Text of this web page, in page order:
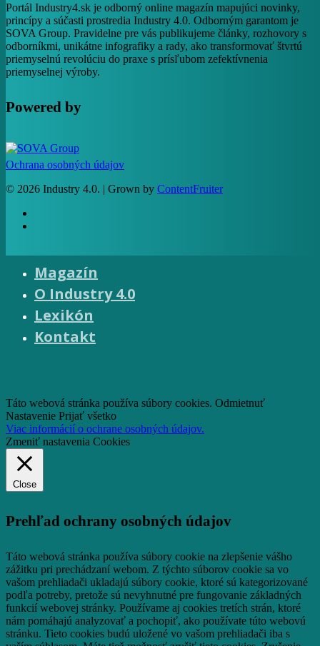
Portál Industry4.sk je odborný online magazín mapujúci novinky,
princípy a súčasti prostredia Industry 4.0. Odborným garantom je
SOVA Group. Pravidelne pre vás publikujeme články, rozhovory s
odborníkmi, unikátne infografiky a rady, ako transformovať štvrtú
priemyselnú revolúciu do praxe s prísľubom zefektívnenia
priemyselnej výroby.
Powered by
Ochrana osobných údajov
© 2026 Industry 4.0. | Grown by ContentFruiter
Magazín
O Industry 4.0
Čo je Industry 4.0
Princípy
Lexikón
Kontakt
Táto webová stránka používa súbory cookies. Odmietnuť
Nastavenie Prijať všetko
Viac informácií o ochrane osobných údajov.
Zmeniť nastavenia Cookies
Close
Prehľad ochrany osobných údajov
Táto webová stránka používa súbory cookie na zlepšenie vášho
zážitku pri prechádzaní webom. Z týchto súborov cookie sa vo
vašom prehliadači ukladajú súbory cookie, ktoré sú kategorizované
podľa potreby, pretože sú nevyhnutné pre fungovanie základných
funkcií webovej stránky. Používame aj cookies tretích strán, ktoré
nám pomáhajú analyzovať a pochopiť, ako používate túto webovú
stránku. Tieto cookies budú uložené vo vašom prehliadači iba s